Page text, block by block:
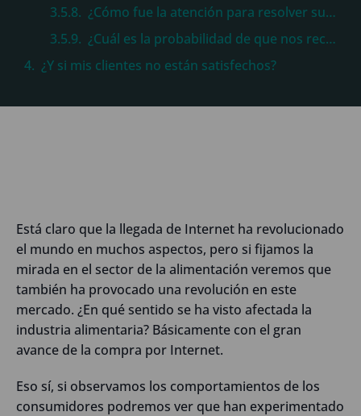
¿Cómo fue la atención para resolver sus dudas?
¿Cuál es la probabilidad de que nos recomiende con sus conocidos?
¿Y si mis clientes no están satisfechos?
Está claro que la llegada de Internet ha revolucionado
el mundo en muchos aspectos, pero si fijamos la
mirada en el sector de la alimentación veremos que
también ha provocado una revolución en este
mercado. ¿En qué sentido se ha visto afectada la
industria alimentaria? Básicamente con el gran
avance de la compra por Internet.
Eso sí, si observamos los comportamientos de los
consumidores podremos ver que han experimentado